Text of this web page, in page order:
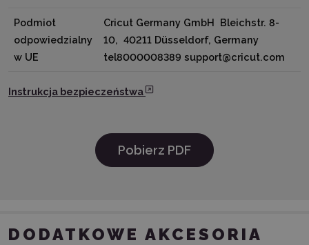
Podmiot
odpowiedzialny
w UE
Cricut Germany GmbH Bleichstr. 8-
10, 40211 Düsseldorf, Germany
tel8000008389 support@cricut.com
Instrukcja bezpieczeństwa
Pobierz PDF
DODATKOWE AKCESORIA